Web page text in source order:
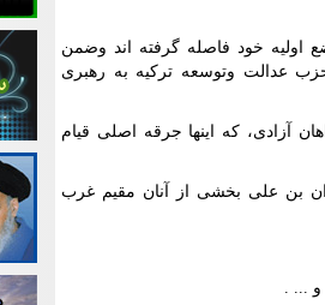
اولیه خود فاصله گرفته اند وضمن
عدالت وتوسعه ترکیه به رهبری
آزادی، که اینها جرقه اصلی قیام
بن علی بخشی از آنان مقیم غرب
و ... .